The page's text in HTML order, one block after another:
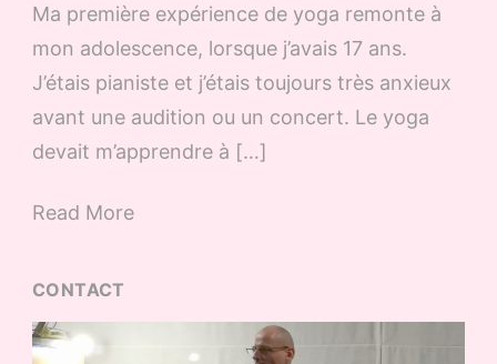
Ma première expérience de yoga remonte à
mon adolescence, lorsque j’avais 17 ans.
J’étais pianiste et j’étais toujours très anxieux
avant une audition ou un concert. Le yoga
devait m’apprendre à […]
Read More
CONTACT